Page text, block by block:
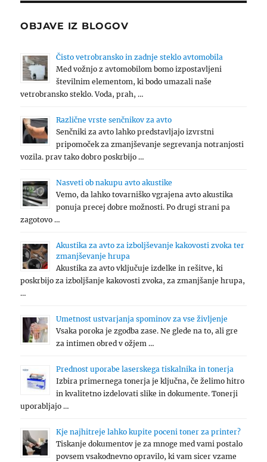
OBJAVE IZ BLOGOV
Čisto vetrobransko in zadnje steklo avtomobila
Med vožnjo z avtomobilom bomo izpostavljeni
številnim elementom, ki bodo umazali naše
vetrobransko steklo. Voda, prah, …
Različne vrste senčnikov za avto
Senčniki za avto lahko predstavljajo izvrstni
pripomoček za zmanjševanje segrevanja notranjosti
vozila. prav tako dobro poskrbijo …
Nasveti ob nakupu avto akustike
Vemo, da lahko tovarniško vgrajena avto akustika
ponuja precej dobre možnosti. Po drugi strani pa
zagotovo …
Akustika za avto za izboljševanje kakovosti zvoka ter
zmanjševanje hrupa
Akustika za avto vključuje izdelke in rešitve, ki
poskrbijo za izboljšanje kakovosti zvoka, za zmanjšanje hrupa,
…
Umetnost ustvarjanja spominov za vse življenje
Vsaka poroka je zgodba zase. Ne glede na to, ali gre
za intimen obred v ožjem …
Prednost uporabe laserskega tiskalnika in tonerja
Izbira primernega tonerja je ključna, če želimo hitro
in kvalitetno izdelovati slike in dokumente. Tonerji
uporabljajo …
Kje najhitreje lahko kupite poceni toner za printer?
Tiskanje dokumentov je za mnoge med vami postalo
povsem vsakodnevno opravilo, ki vam sicer vzame